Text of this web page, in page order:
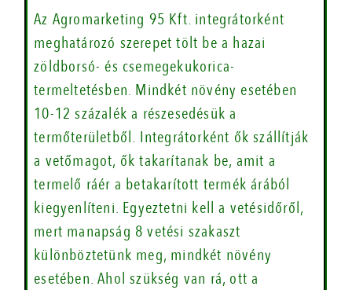
Az Agromarketing 95 Kft. integrátorként
meghatározó szerepet tölt be a hazai
zöldborsó- és csemegekukorica-
termeltetésben. Mindkét növény esetében
10-12 százalék a részesedésük a
termőterületből. Integrátorként ők szállítják
a vetőmagot, ők takarítanak be, amit a
termelő ráér a betakarított termék árából
kiegyenlíteni. Egyeztetni kell a vetésidőről,
mert manapság 8 vetési szakaszt
különböztetünk meg, mindkét növény
esetében. Ahol szükség van rá, ott a